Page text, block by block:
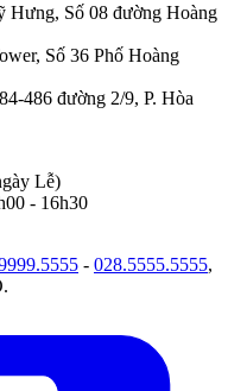
Hưng, Số 08 đường Hoàng
Số 36 Phố Hoàng
486 đường 2/9, P. Hòa
Lễ)
- 16h30
- 028.5555.5555,